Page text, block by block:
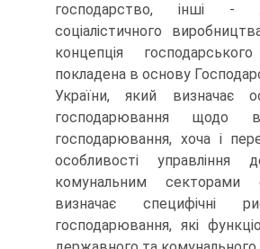
господарство, інші -
соціалістичного
концепція
покладена в основу
України, який визначає
господарювання щодо
господарювання, хоча і
особливості управління
комунальним секторами
визначає специфічні
господарювання, які